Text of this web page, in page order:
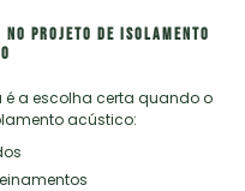
projeto de isolamento
é a escolha certa quando o
acústico: